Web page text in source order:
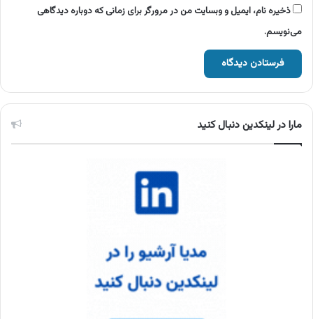
ذخیره نام، ایمیل و وبسایت من در مرورگر برای زمانی که دوباره دیدگاهی
می‌نویسم.
مارا در لینکدین دنبال کنید